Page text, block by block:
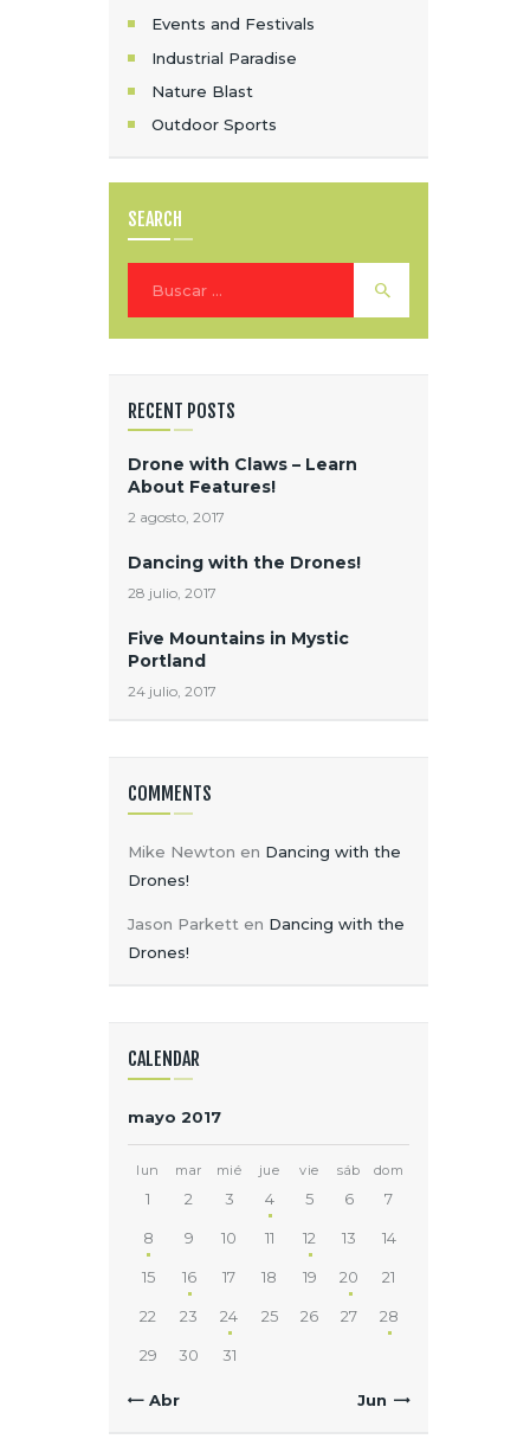
Events and Festivals
Industrial Paradise
Nature Blast
Outdoor Sports
SEARCH
RECENT POSTS
Drone with Claws – Learn
About Features!
2 agosto, 2017
Dancing with the Drones!
28 julio, 2017
Five Mountains in Mystic
Portland
24 julio, 2017
COMMENTS
Mike Newton en Dancing with the
Drones!
Jason Parkett en Dancing with the
Drones!
CALENDAR
mayo 2017
lun mar mié jue vie sáb dom
1 2 3 4 5 6 7
8 9 10 11 12 13 14
15 16 17 18 19 20 21
22 23 24 25 26 27 28
29 30 31
« Abr Jun »